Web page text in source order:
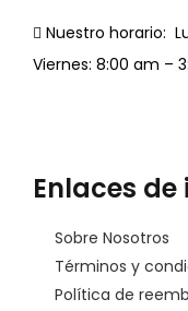
Nuestro horario:
Viernes: 8:00 am –
Enlaces de
Sobre Nosotros
Términos y
Política de